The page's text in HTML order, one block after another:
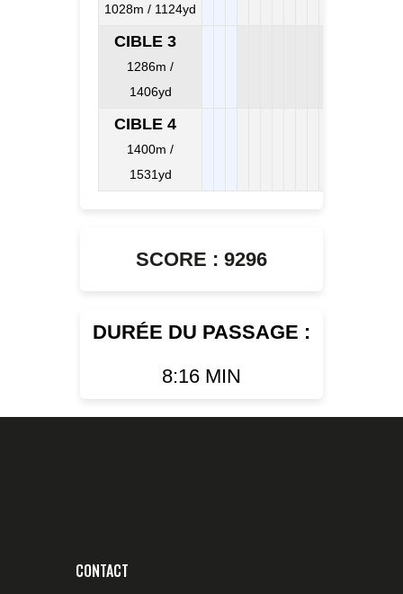
1028m / 1124yd
CIBLE 3
1286m /
1406yd
CIBLE 4
1400m /
1531yd
SCORE : 9296
DURÉE DU PASSAGE :
8:16 MIN
CONTACT